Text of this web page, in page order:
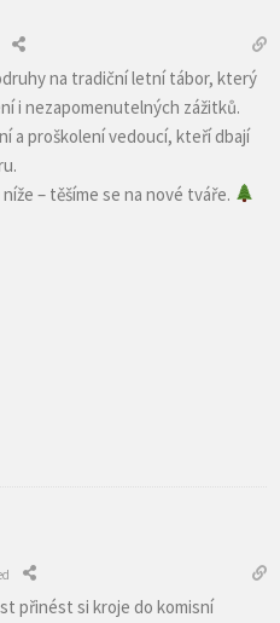
na tradiční letní tábor, který
i nezapomenutelných zážitků.
a proškolení vedoucí, kteří dbají
– těšíme se na nové tváře.
přinést si kroje do komisní